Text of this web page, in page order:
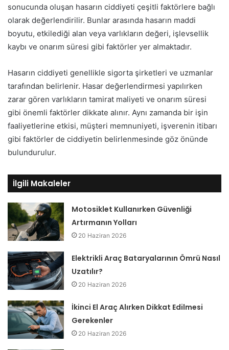
sonucunda oluşan hasarın ciddiyeti çeşitli faktörlere bağlı
olarak değerlendirilir. Bunlar arasında hasarın maddi
boyutu, etkilediği alan veya varlıkların değeri, işlevsellik
kaybı ve onarım süresi gibi faktörler yer almaktadır.
Hasarın ciddiyeti genellikle sigorta şirketleri ve uzmanlar
tarafından belirlenir. Hasar değerlendirmesi yapılırken
zarar gören varlıkların tamirat maliyeti ve onarım süresi
gibi önemli faktörler dikkate alınır. Aynı zamanda bir işin
faaliyetlerine etkisi, müşteri memnuniyeti, işverenin itibarı
gibi faktörler de ciddiyetin belirlenmesinde göz önünde
bulundurulur.
İlgili Makaleler
Motosiklet Kullanırken Güvenliği
Artırmanın Yolları
20 Haziran 2026
Elektrikli Araç Bataryalarının Ömrü Nasıl
Uzatılır?
20 Haziran 2026
İkinci El Araç Alırken Dikkat Edilmesi
Gerekenler
20 Haziran 2026